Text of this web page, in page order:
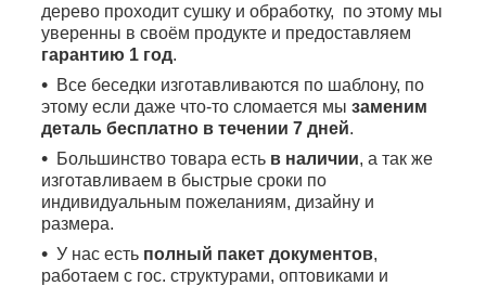
дерево проходит сушку и обработку, по этому мы
уверенны в своём продукте и предоставляем
гарантию 1 год.
Все беседки изготавливаются по шаблону, по
этому если даже что-то сломается мы заменим
деталь бесплатно в течении 7 дней.
Большинство товара есть в наличии, а так же
изготавливаем в быстрые сроки по
индивидуальным пожеланиям, дизайну и
размера.
У нас есть полный пакет документов,
работаем с гос. структурами, оптовиками и